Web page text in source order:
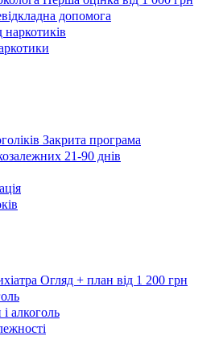
допомога
наркотиків
Закрита програма
21-90 днів
Огляд + план від 1 200 грн
алкоголь